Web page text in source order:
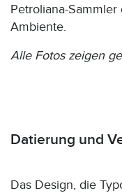
Petroliana-
Ambiente.
Alle Fotos zeigen
Datierung und
Das Design, die